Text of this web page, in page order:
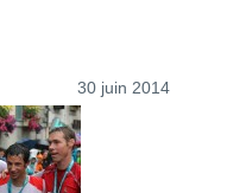
30 juin 2014